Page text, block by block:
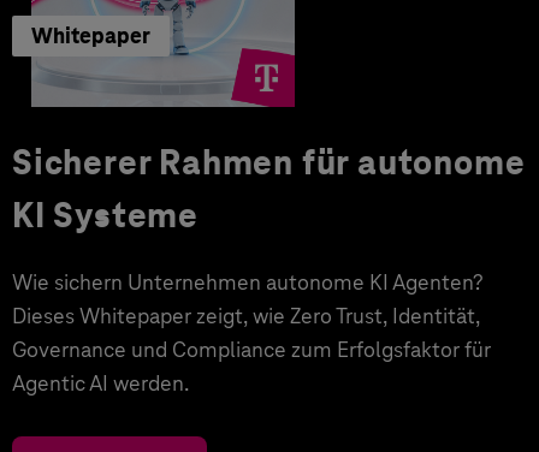
Whitepaper
Sicherer Rahmen für autonome
KI Systeme
Wie sichern Unternehmen autonome KI Agenten?
Dieses Whitepaper zeigt, wie Zero Trust, Identität,
Governance und Compliance zum Erfolgsfaktor für
Agentic AI werden.